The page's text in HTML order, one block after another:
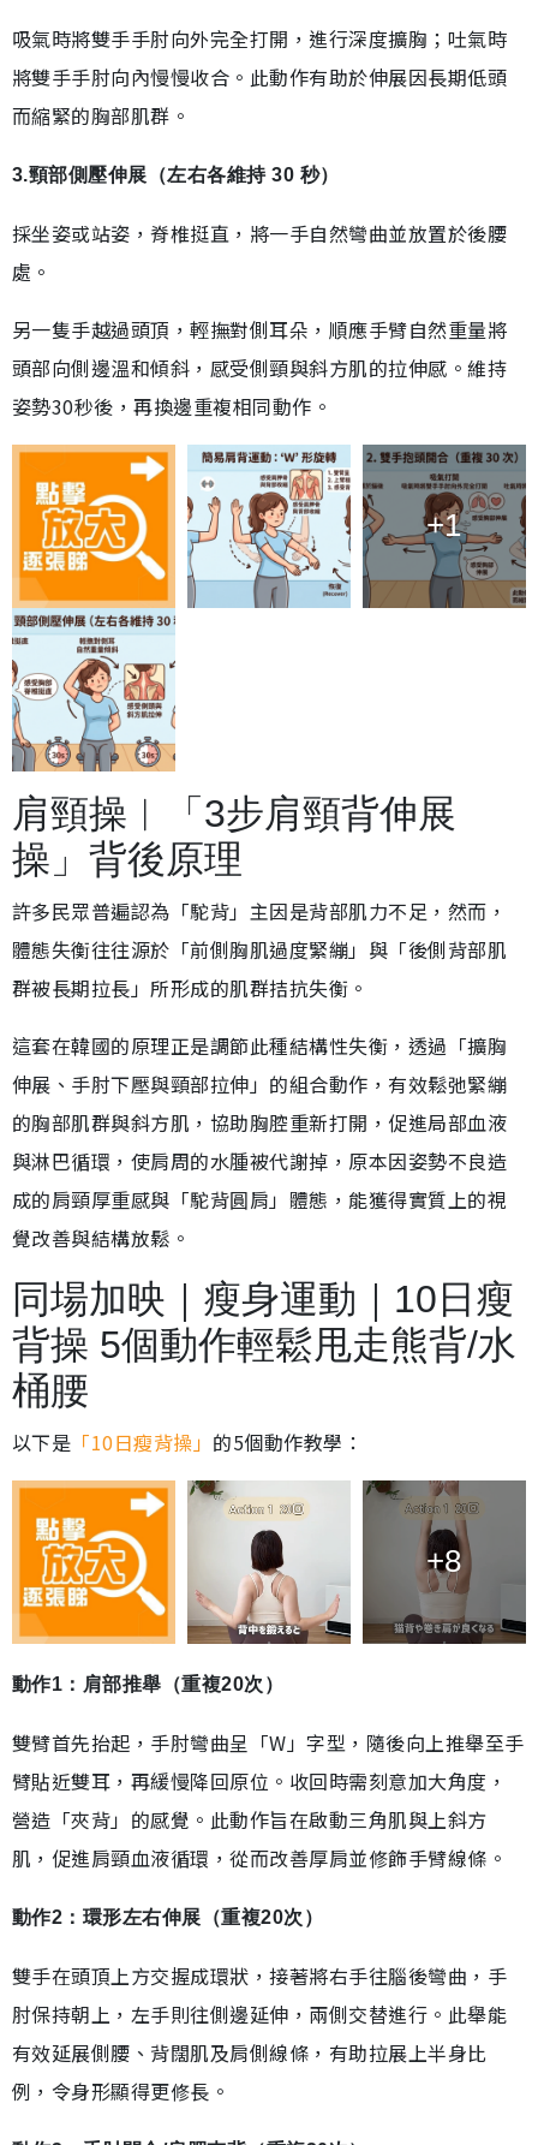
吸氣時將雙手手肘向外完全打開，進行深度擴胸；吐氣時
將雙手手肘向內慢慢收合。此動作有助於伸展因長期低頭
而縮緊的胸部肌群。
3.頸部側壓伸展（左右各維持 30 秒）
採坐姿或站姿，脊椎挺直，將一手自然彎曲並放置於後腰
處。
另一隻手越過頭頂，輕撫對側耳朵，順應手臂自然重量將
頭部向側邊溫和傾斜，感受側頸與斜方肌的拉伸感。維持
姿勢30秒後，再換邊重複相同動作。
+1
肩頸操︱「3步肩頸背伸展
操」背後原理
許多民眾普遍認為「駝背」主因是背部肌力不足，然而，
體態失衡往往源於「前側胸肌過度緊繃」與「後側背部肌
群被長期拉長」所形成的肌群拮抗失衡。
這套在韓國的原理正是調節此種結構性失衡，透過「擴胸
伸展、手肘下壓與頸部拉伸」的組合動作，有效鬆弛緊繃
的胸部肌群與斜方肌，協助胸腔重新打開，促進局部血液
與淋巴循環，使肩周的水腫被代謝掉，原本因姿勢不良造
成的肩頸厚重感與「駝背圓肩」體態，能獲得實質上的視
覺改善與結構放鬆。
同場加映｜瘦身運動｜10日瘦
背操 5個動作輕鬆甩走熊背/水
桶腰
以下是 「10日瘦背操」 的5個動作教學：
+8
動作1：肩部推舉（重複20次）
雙臂首先抬起，手肘彎曲呈「W」字型，隨後向上推舉至手
臂貼近雙耳，再緩慢降回原位。收回時需刻意加大角度，
營造「夾背」的感覺。此動作旨在啟動三角肌與上斜方
肌，促進肩頸血液循環，從而改善厚肩並修飾手臂線條。
動作2：環形左右伸展（重複20次）
雙手在頭頂上方交握成環狀，接著將右手往腦後彎曲，手
肘保持朝上，左手則往側邊延伸，兩側交替進行。此舉能
有效延展側腰、背闊肌及肩側線條，有助拉展上半身比
例，令身形顯得更修長。